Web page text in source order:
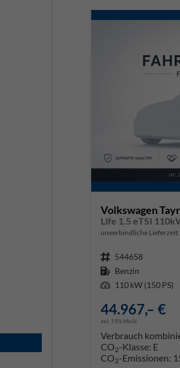
Volkswagen
Life 1.5 eTSI
unverbindliche Lieferzeit:
Fahrzeugnr. 544658
Kraftstoff Benzin
Leistung 110 kW (150 PS)
44.967,– €
incl. 19% MwSt.
Verbrauch
CO2-Klasse: E
CO2-Emissionen: